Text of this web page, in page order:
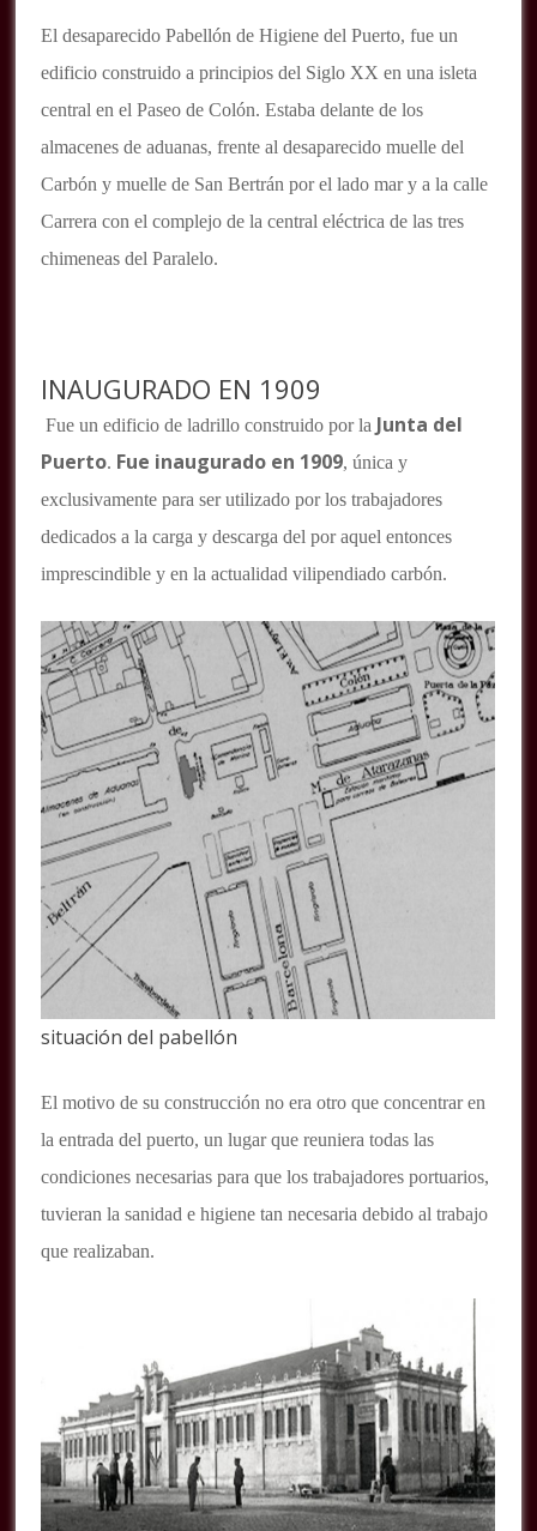
El desaparecido Pabellón de Higiene del Puerto, fue un
edificio construido a principios del Siglo XX en una isleta
central en el Paseo de Colón. Estaba delante de los
almacenes de aduanas, frente al desaparecido muelle del
Carbón y muelle de San Bertrán por el lado mar y a la calle
Carrera con el complejo de la central eléctrica de las tres
chimeneas del Paralelo.
INAUGURADO EN 1909
Fue un edificio de ladrillo construido por la Junta del
Puerto. Fue inaugurado en 1909, única y
exclusivamente para ser utilizado por los trabajadores
dedicados a la carga y descarga del por aquel entonces
imprescindible y en la actualidad vilipendiado carbón.
situación del pabellón
El motivo de su construcción no era otro que concentrar en
la entrada del puerto, un lugar que reuniera todas las
condiciones necesarias para que los trabajadores portuarios,
tuvieran la sanidad e higiene tan necesaria debido al trabajo
que realizaban.